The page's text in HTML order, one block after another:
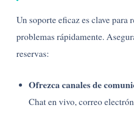
Un soporteeficazes clavepara
problemas rápidamente.
reservas:
Ofrezcacanalesde
Chaten vivo, correo